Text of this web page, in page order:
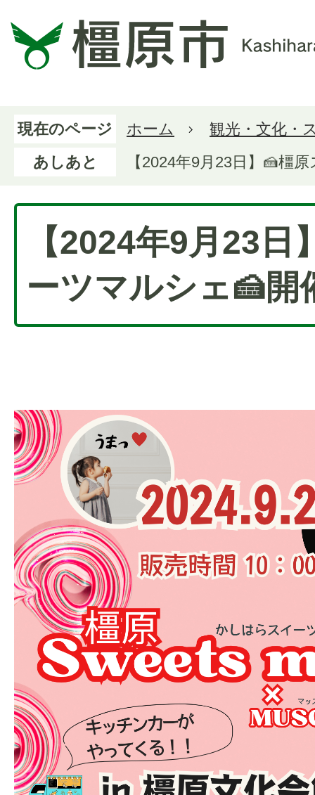
現在のページ ホーム
観光・文化・
あしあと
【2024年9月23日】🍰橿
【2024年9月23日
ーツマルシェ🍰開